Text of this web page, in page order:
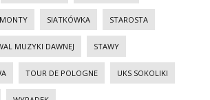
SIATKÓWKA STAROSTA
MUZYKI DAWNEJ STAWY
TOUR DE POLOGNE UKS SOKOLIKI